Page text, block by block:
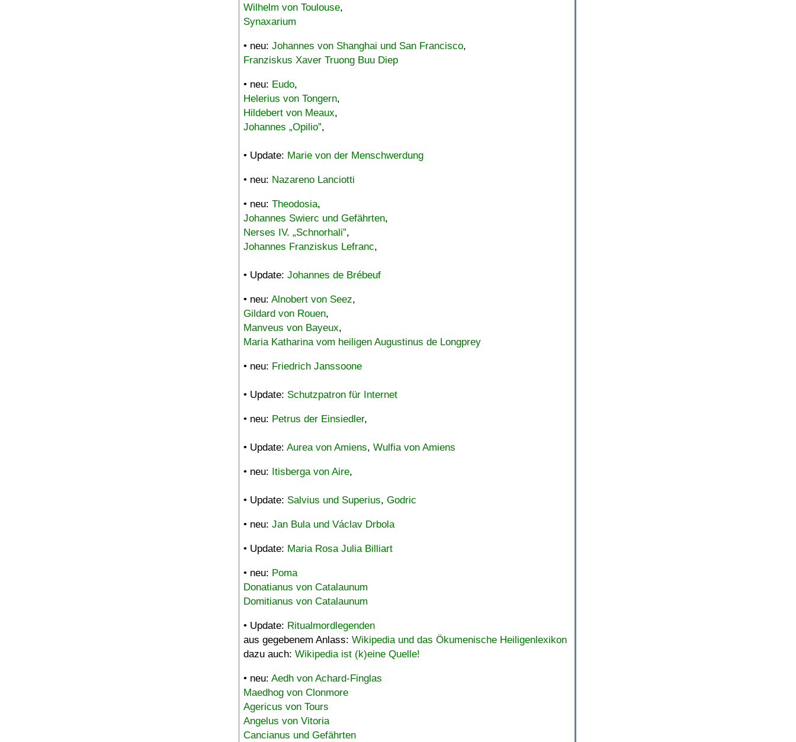
Wilhelm von Toulouse,
Synaxarium
• neu: Johannes von Shanghai und San Francisco,
Franziskus Xaver Truong Buu Diep
• neu: Eudo,
Helerius von Tongern,
Hildebert von Meaux,
Johannes „Opilio”,
• Update: Marie von der Menschwerdung
• neu: Nazareno Lanciotti
• neu: Theodosia,
Johannes Swierc und Gefährten,
Nerses IV. „Schnorhali”,
Johannes Franziskus Lefranc,
• Update: Johannes de Brébeuf
• neu: Alnobert von Seez,
Gildard von Rouen,
Manveus von Bayeux,
Maria Katharina vom heiligen Augustinus de Longprey
• neu: Friedrich Janssoone
• Update: Schutzpatron für Internet
• neu: Petrus der Einsiedler,
• Update: Aurea von Amiens, Wulfia von Amiens
• neu: Itisberga von Aire,
• Update: Salvius und Superius, Godric
• neu: Jan Bula und Václav Drbola
• Update: Maria Rosa Julia Billiart
• neu: Poma
Donatianus von Catalaunum
Domitianus von Catalaunum
• Update: Ritualmordlegenden
aus gegebenem Anlass: Wikipedia und das Ökumenische Heiligenlexikon
dazu auch: Wikipedia ist (k)eine Quelle!
• neu: Aedh von Achard-Finglas
Maedhog von Clonmore
Agericus von Tours
Angelus von Vitoria
Cancianus und Gefährten